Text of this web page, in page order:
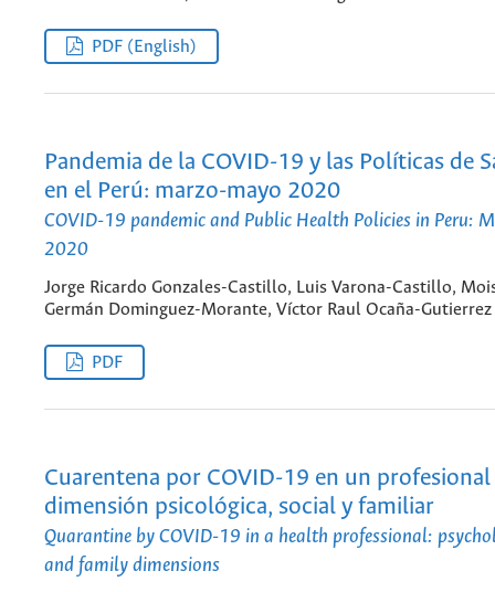
PDF (English)
Pandemia de la COVID-19 y las Políticas de
en el Perú: marzo-mayo 2020
COVID-19 pandemic and Public Health Policies in Peru:
2020
Jorge Ricardo Gonzales-Castillo, Luis Varona-Castillo,
Germán Dominguez-Morante, Víctor Raul Ocaña-Gutierrez
PDF
Cuarentena por COVID-19 en un
dimensión psicológica, social y familiar
Quarantine by COVID-19 in a health professional:
and family dimensions